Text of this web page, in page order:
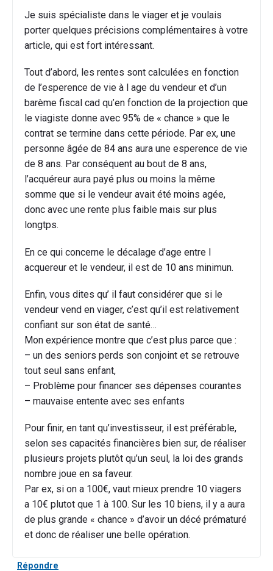
Je suis spécialiste dans le viager et je voulais
porter quelques précisions complémentaires à votre
article, qui est fort intéressant.
Tout d’abord, les rentes sont calculées en fonction
de l’esperence de vie à l age du vendeur et d’un
barème fiscal cad qu’en fonction de la projection que
le viagiste donne avec 95% de « chance » que le
contrat se termine dans cette période. Par ex, une
personne âgée de 84 ans aura une esperence de vie
de 8 ans. Par conséquent au bout de 8 ans,
l’acquéreur aura payé plus ou moins la même
somme que si le vendeur avait été moins agée,
donc avec une rente plus faible mais sur plus
longtps.
En ce qui concerne le décalage d’age entre l
acquereur et le vendeur, il est de 10 ans minimun.
Enfin, vous dites qu’ il faut considérer que si le
vendeur vend en viager, c’est qu’il est relativement
confiant sur son état de santé…
Mon expérience montre que c’est plus parce que :
– un des seniors perds son conjoint et se retrouve
tout seul sans enfant,
– Problème pour financer ses dépenses courantes
– mauvaise entente avec ses enfants
Pour finir, en tant qu’investisseur, il est préférable,
selon ses capacités financières bien sur, de réaliser
plusieurs projets plutôt qu’un seul, la loi des grands
nombre joue en sa faveur.
Par ex, si on a 100€, vaut mieux prendre 10 viagers
a 10€ plutot que 1 à 100. Sur les 10 biens, il y a aura
de plus grande « chance » d’avoir un décé prématuré
et donc de réaliser une belle opération.
Répondre